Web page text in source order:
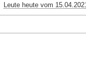
Leute heute vom